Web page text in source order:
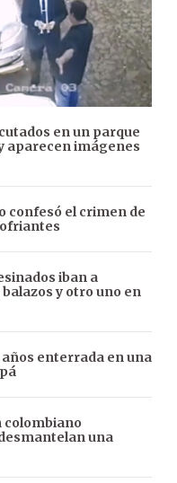
en un parque
aparecen imágenes
confesó el crimen de
iban a
y otro uno en
años enterrada en una
colombiano
una